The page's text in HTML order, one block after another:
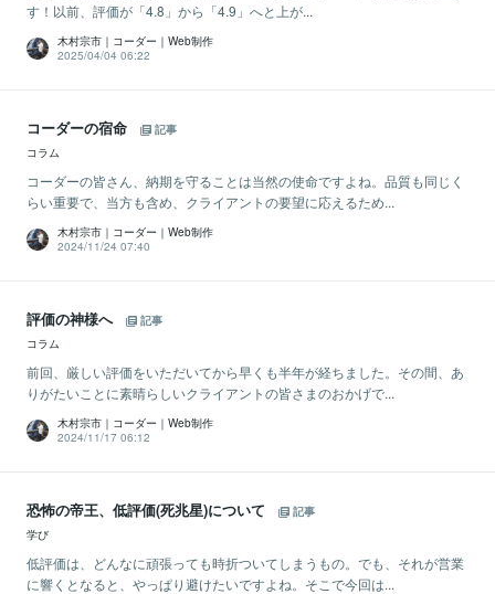
す！以前、評価が「4.8」から「4.9」へと上が...
木村宗市｜コーダー｜Web制作
2025/04/04 06:22
コーダーの宿命
記事
コラム
コーダーの皆さん、納期を守ることは当然の使命ですよね。品質も同じく
らい重要で、当方も含め、クライアントの要望に応えるため...
木村宗市｜コーダー｜Web制作
2024/11/24 07:40
評価の神様へ
記事
コラム
前回、厳しい評価をいただいてから早くも半年が経ちました。その間、あ
りがたいことに素晴らしいクライアントの皆さまのおかげで...
木村宗市｜コーダー｜Web制作
2024/11/17 06:12
恐怖の帝王、低評価(死兆星)について
記事
学び
低評価は、どんなに頑張っても時折ついてしまうもの。でも、それが営業
に響くとなると、やっぱり避けたいですよね。そこで今回は...